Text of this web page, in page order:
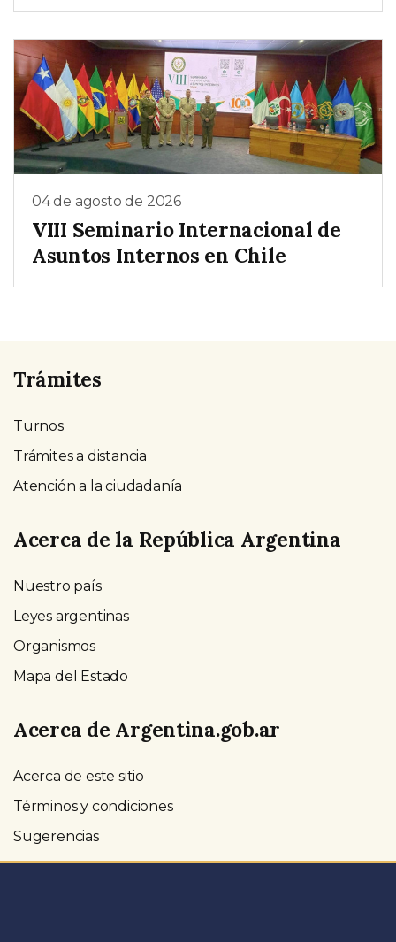
04 de agosto de 2026
VIII Seminario Internacional de
Asuntos Internos en Chile
Trámites
Turnos
Trámites a distancia
Atención a la ciudadanía
Acerca de la República Argentina
Nuestro país
Leyes argentinas
Organismos
Mapa del Estado
Acerca de Argentina.gob.ar
Acerca de este sitio
Términos y condiciones
Sugerencias